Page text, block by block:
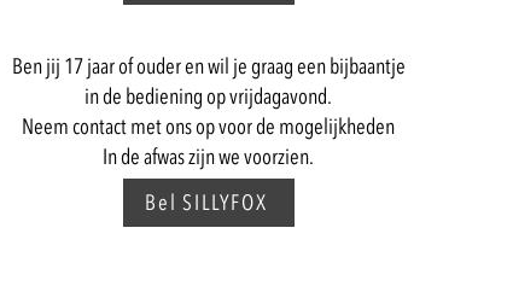
Ben jij 17 jaar of ouder en wil je graag een bijbaantje
in de bediening op vrijdagavond.
Neem contact met ons op voor de mogelijkheden
​In de afwas zijn we voorzien.
Bel SILLYFOX